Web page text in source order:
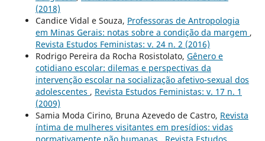
(2018)
Candice Vidal e Souza, Professoras de Antropologia
em Minas Gerais: notas sobre a condição da margem ,
Revista Estudos Feministas: v. 24 n. 2 (2016)
Rodrigo Pereira da Rocha Rosistolato, Gênero e
cotidiano escolar: dilemas e perspectivas da
intervenção escolar na socialização afetivo-sexual dos
adolescentes , Revista Estudos Feministas: v. 17 n. 1
(2009)
Samia Moda Cirino, Bruna Azevedo de Castro, Revista
íntima de mulheres visitantes em presídios: vidas